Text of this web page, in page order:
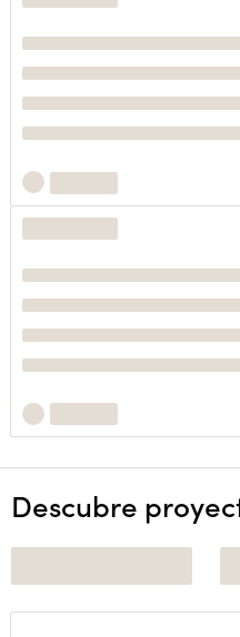
Descubre